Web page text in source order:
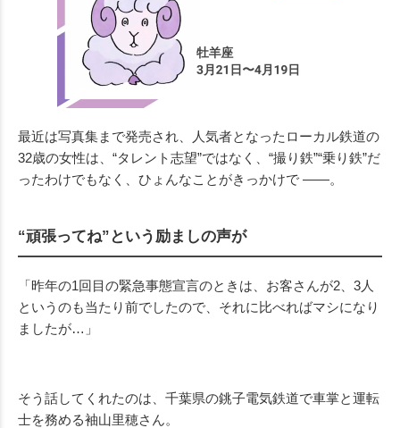
最近は写真集まで発売され、人気者となったローカル鉄道の
32歳の女性は、“タレント志望”ではなく、“撮り鉄”“乗り鉄”だ
ったわけでもなく、ひょんなことがきっかけで ——。
“頑張ってね”という励ましの声が
「昨年の1回目の緊急事態宣言のときは、お客さんが2、3人
というのも当たり前でしたので、それに比べればマシになり
ましたが…」
そう話してくれたのは、千葉県の銚子電気鉄道で車掌と運転
士を務める袖山里穂さん。